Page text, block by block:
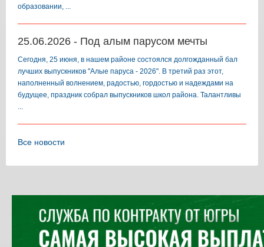
образовании, ...
25.06.2026 - Под алым парусом мечты
️Сегодня, 25 июня, в нашем районе состоялся долгожданный бал
лучших выпускников "Алые паруса - 2026". В третий раз этот,
наполненный волнением, радостью, гордостью и надеждами на
будущее, праздник собрал выпускников школ района. Талантливы
...
Все новости